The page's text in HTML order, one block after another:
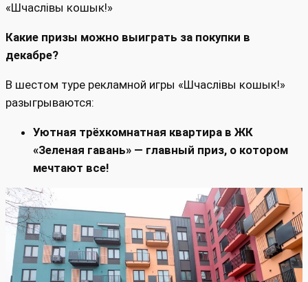
«Шчаслівы кошык!»
Какие призы можно выиграть за покупки в
декабре?
В шестом туре рекламной игры «Шчаслiвы кошык!»
разыгрываются:
Уютная трёхкомнатная квартира в ЖК
«Зеленая гавань» — главный приз, о котором
мечтают все!